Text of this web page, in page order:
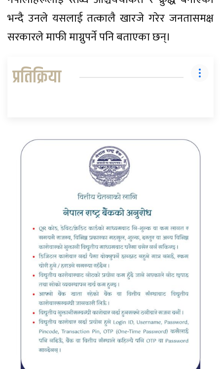
भन्दै उनले यसलाई तत्कालै खारजे गरेर जनतासमक्ष
सरकारले माफी माग्नुपर्ने पनि बताएका छन्।
प्रतिक्रिया